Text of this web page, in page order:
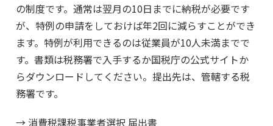
の制度です。通常は翌月の10日までに納税が必要です
が、特例の申請をしておけば年2回に減らすことができ
ます。特例が利用できるのは従業員が10人未満までで
す。書類は税務署で入手するか国税庁の公式サイトか
らダウンロードしてください。提出先は、管轄する税
務署です。
→ 消費税課税事業者選択 届出書